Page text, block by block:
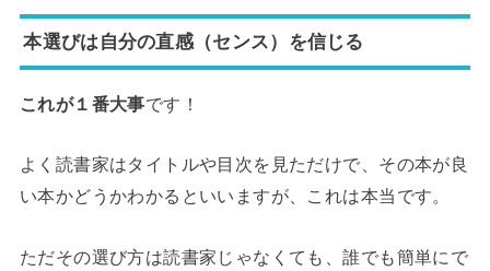
本選びは自分の直感（センス）を信じる
これが１番大事です！
よく読書家はタイトルや目次を見ただけで、その本が良
い本かどうかわかるといいますが、これは本当です。
ただその選び方は読書家じゃなくても、誰でも簡単にで